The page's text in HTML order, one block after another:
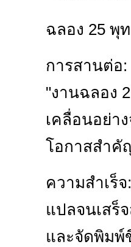
ฉลอง 25 พุ
การสานต่อ
"งานฉลอง
เคลื่อนอย่า
โอกาสสำคั
ความสำเ
แปลจนเสร็
และจัดพิมพ์